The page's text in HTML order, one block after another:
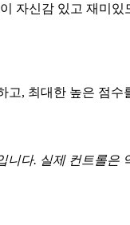
자신감 있고 재미
, 최대한 높은 점
다. 실제 컨트롤은